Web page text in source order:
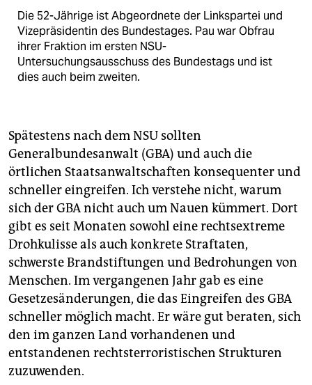
Die 52-Jährige ist Abgeordnete der Linkspartei und
Vizepräsidentin des Bundestages. Pau war Obfrau
ihrer Fraktion im ersten NSU-
Untersuchungsausschuss des Bundestags und ist
dies auch beim zweiten.
Spätestens nach dem NSU sollten
Generalbundesanwalt (GBA) und auch die
örtlichen Staatsanwaltschaften konsequenter und
schneller eingreifen. Ich verstehe nicht, warum
sich der GBA nicht auch um Nauen kümmert. Dort
gibt es seit Monaten sowohl eine rechtsextreme
Drohkulisse als auch konkrete Straftaten,
schwerste Brandstiftungen und Bedrohungen von
Menschen. Im vergangenen Jahr gab es eine
Gesetzesänderungen, die das Eingreifen des GBA
schneller möglich macht. Er wäre gut beraten, sich
den im ganzen Land vorhandenen und
entstandenen rechtsterroristischen Strukturen
zuzuwenden.